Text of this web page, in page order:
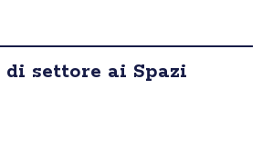
settore ai Spazi